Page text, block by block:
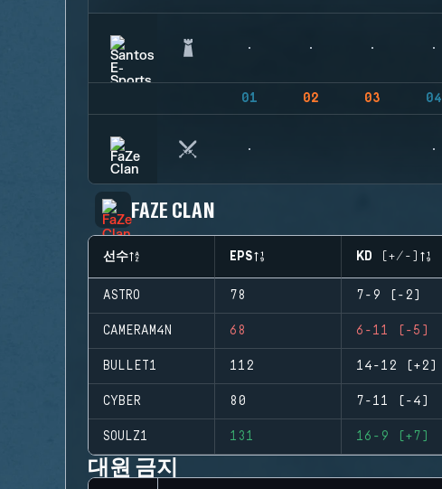
01 02 03 04
FAZE CLAN
선수 EPS KD (+/-)
ASTRO 78 7-9 (-2)
CAMERAM4N 68 6-11 (-5)
BULLET1 112 14-12 (+2)
CYBER 80 7-11 (-4)
SOULZ1 131 16-9 (+7)
대원 금지